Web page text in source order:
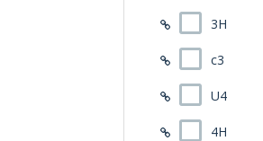
3H
c3
U4
4H